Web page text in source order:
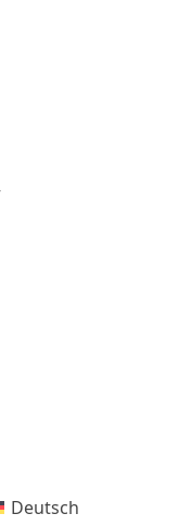
Deutsch